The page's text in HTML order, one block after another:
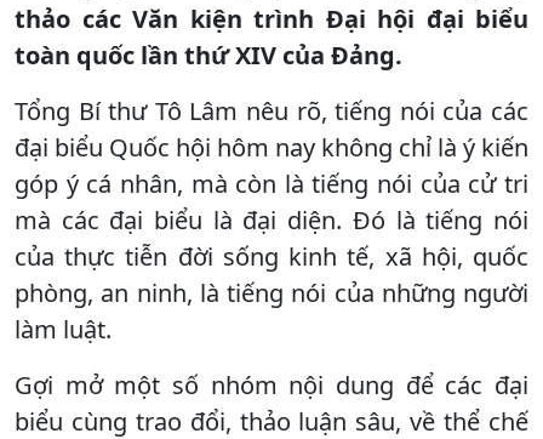
thảo các Văn kiện trình Đại hội đại biểu
toàn quốc lần thứ XIV của Đảng.
Tổng Bí thư Tô Lâm nêu rõ, tiếng nói của các
đại biểu Quốc hội hôm nay không chỉ là ý kiến
góp ý cá nhân, mà còn là tiếng nói của cử tri
mà các đại biểu là đại diện. Đó là tiếng nói
của thực tiễn đời sống kinh tế, xã hội, quốc
phòng, an ninh, là tiếng nói của những người
làm luật.
Gợi mở một số nhóm nội dung để các đại
biểu cùng trao đổi, thảo luận sâu, về thể chế